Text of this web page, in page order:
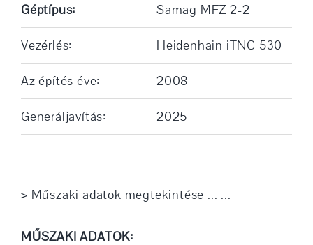
Géptípus: Samag MFZ 2-2
Vezérlés: Heidenhain iTNC 530
Az építés éve: 2008
Generáljavítás: 2025
> Műszaki adatok megtekintése ... ...
MŰSZAKI ADATOK: